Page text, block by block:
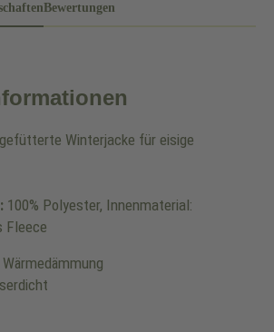
Bewertungen
Winterjacke für eisige
100% Polyester, Innenmaterial:
Fleece